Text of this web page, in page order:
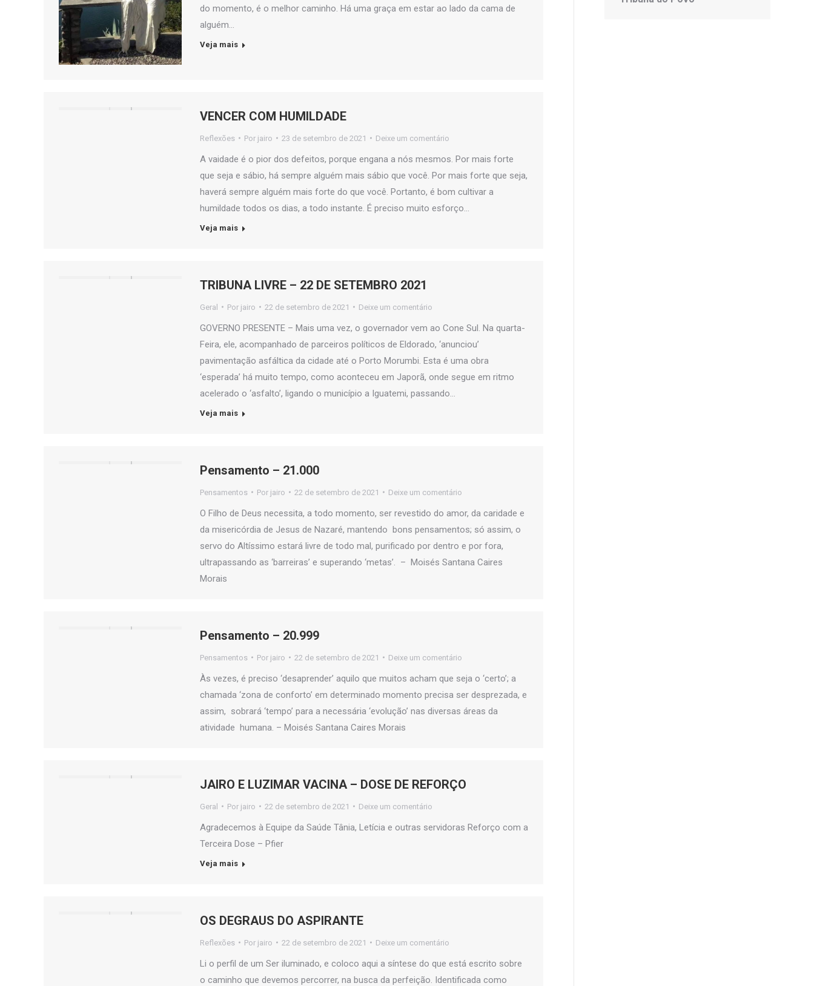
do momento, é o melhor caminho. Há uma graça em estar ao lado da cama de
alguém…
Veja mais
VENCER COM HUMILDADE
Reflexões Por jairo 23 de setembro de 2021 Deixe um comentário
A vaidade é o pior dos defeitos, porque engana a nós mesmos. Por mais forte
que seja e sábio, há sempre alguém mais sábio que você. Por mais forte que seja,
haverá sempre alguém mais forte do que você. Portanto, é bom cultivar a
humildade todos os dias, a todo instante. É preciso muito esforço…
Veja mais
TRIBUNA LIVRE – 22 DE SETEMBRO 2021
Geral Por jairo 22 de setembro de 2021 Deixe um comentário
GOVERNO PRESENTE – Mais uma vez, o governador vem ao Cone Sul. Na quarta-
Feira, ele, acompanhado de parceiros políticos de Eldorado, ‘anunciou’
pavimentação asfáltica da cidade até o Porto Morumbi. Esta é uma obra
‘esperada’ há muito tempo, como aconteceu em Japorã, onde segue em ritmo
acelerado o ‘asfalto’, ligando o município a Iguatemi, passando…
Veja mais
Pensamento – 21.000
Pensamentos Por jairo 22 de setembro de 2021 Deixe um comentário
O Filho de Deus necessita, a todo momento, ser revestido do amor, da caridade e
da misericórdia de Jesus de Nazaré, mantendo bons pensamentos; só assim, o
servo do Altíssimo estará livre de todo mal, purificado por dentro e por fora,
ultrapassando as ‘barreiras’ e superando ‘metas’. – Moisés Santana Caires
Morais
Pensamento – 20.999
Pensamentos Por jairo 22 de setembro de 2021 Deixe um comentário
Às vezes, é preciso ‘desaprender’ aquilo que muitos acham que seja o ‘certo’; a
chamada ‘zona de conforto’ em determinado momento precisa ser desprezada, e
assim, sobrará ‘tempo’ para a necessária ‘evolução’ nas diversas áreas da
atividade humana. – Moisés Santana Caires Morais
JAIRO E LUZIMAR VACINA – DOSE DE REFORÇO
Geral Por jairo 22 de setembro de 2021 Deixe um comentário
Agradecemos à Equipe da Saúde Tânia, Letícia e outras servidoras Reforço com a
Terceira Dose – Pfier
Veja mais
OS DEGRAUS DO ASPIRANTE
Reflexões Por jairo 22 de setembro de 2021 Deixe um comentário
Li o perfil de um Ser iluminado, e coloco aqui a síntese do que está escrito sobre
o caminho que devemos percorrer, na busca da perfeição. Identificada como